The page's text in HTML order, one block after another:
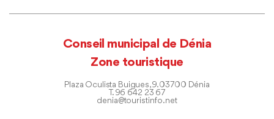
Conseil municipal de Dénia
Zone touristique
Plaza Oculista Buigues, 9. 03700 Dénia
T. 96 642 23 67
denia@touristinfo.net